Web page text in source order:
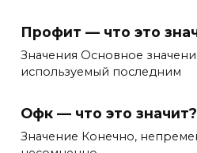
Профит — что это
Значения Основное
используемый последним
Офк — что это значит?
Значение Конечно,